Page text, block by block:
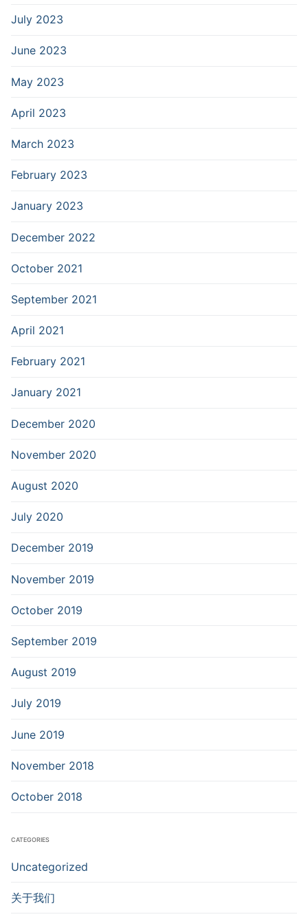
July 2023
June 2023
May 2023
April 2023
March 2023
February 2023
January 2023
December 2022
October 2021
September 2021
April 2021
February 2021
January 2021
December 2020
November 2020
August 2020
July 2020
December 2019
November 2019
October 2019
September 2019
August 2019
July 2019
June 2019
November 2018
October 2018
CATEGORIES
Uncategorized
关于我们